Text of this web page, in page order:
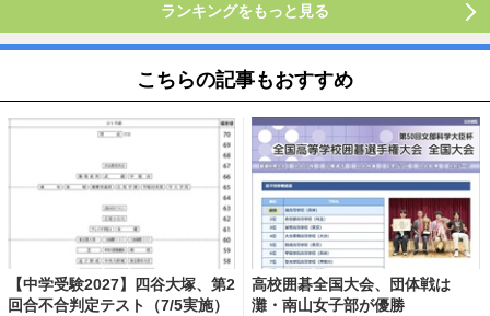
ランキングをもっと見る
こちらの記事もおすすめ
【中学受験2027】四谷大塚、第2
回合不合判定テスト（7/5実施）
高校囲碁全国大会、団体戦は
灘・南山女子部が優勝